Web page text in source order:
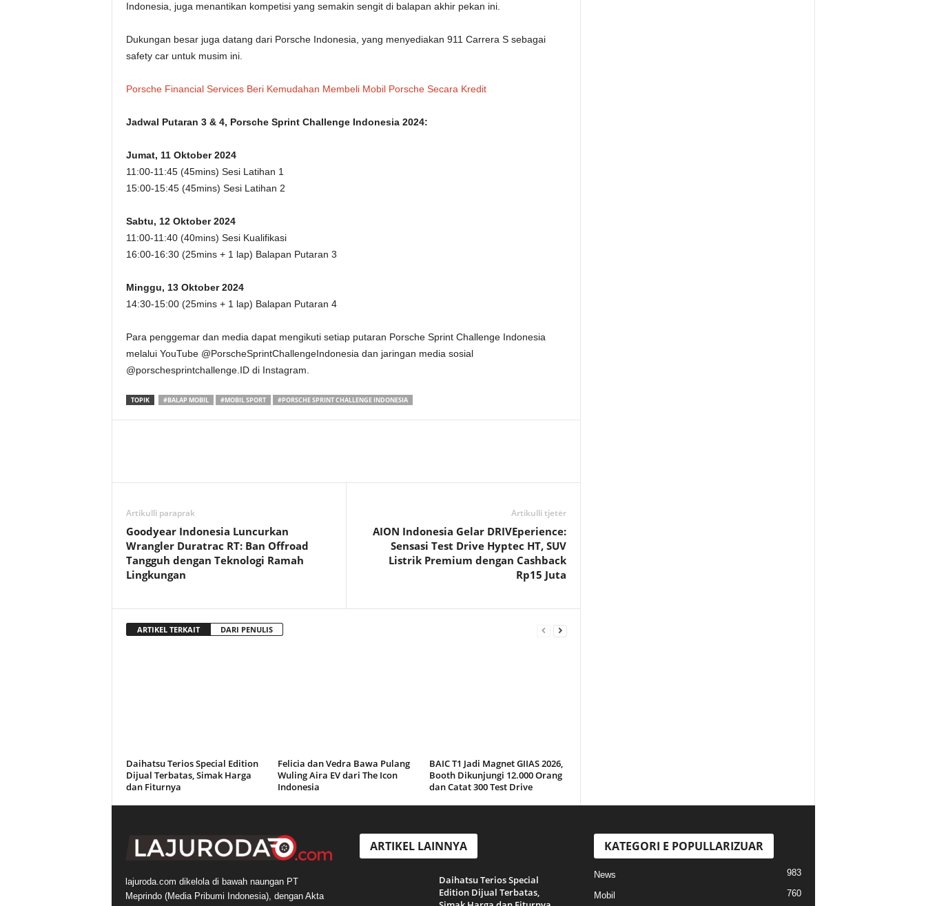
Indonesia, juga menantikan kompetisi yang semakin sengit di balapan akhir pekan ini.
Dukungan besar juga datang dari Porsche Indonesia, yang menyediakan 911 Carrera S sebagai
safety car untuk musim ini.
Porsche Financial Services Beri Kemudahan Membeli Mobil Porsche Secara Kredit
Jadwal Putaran 3 & 4, Porsche Sprint Challenge Indonesia 2024:
Jumat, 11 Oktober 2024
11:00-11:45 (45mins) Sesi Latihan 1
15:00-15:45 (45mins) Sesi Latihan 2
Sabtu, 12 Oktober 2024
11:00-11:40 (40mins) Sesi Kualifikasi
16:00-16:30 (25mins + 1 lap) Balapan Putaran 3
Minggu, 13 Oktober 2024
14:30-15:00 (25mins + 1 lap) Balapan Putaran 4
Para penggemar dan media dapat mengikuti setiap putaran Porsche Sprint Challenge Indonesia
melalui YouTube @PorscheSprintChallengeIndonesia dan jaringan media sosial
@porschesprintchallenge.ID di Instagram.
TOPIK #BALAP MOBIL #MOBIL SPORT #PORSCHE SPRINT CHALLENGE INDONESIA
Artikulli paraprak
Goodyear Indonesia Luncurkan
Wrangler Duratrac RT: Ban Offroad
Tangguh dengan Teknologi Ramah
Lingkungan
Artikulli tjetër
AION Indonesia Gelar DRIVEperience:
Sensasi Test Drive Hyptec HT, SUV
Listrik Premium dengan Cashback
Rp15 Juta
ARTIKEL TERKAIT DARI PENULIS
Daihatsu Terios Special Edition
Dijual Terbatas, Simak Harga
dan Fiturnya
Felicia dan Vedra Bawa Pulang
Wuling Aira EV dari The Icon
Indonesia
BAIC T1 Jadi Magnet GIIAS 2026,
Booth Dikunjungi 12.000 Orang
dan Catat 300 Test Drive
lajuroda.com dikelola di bawah naungan PT
Meprindo (Media Pribumi Indonesia), dengan Akta
ARTIKEL LAINNYA
Daihatsu Terios Special
Edition Dijual Terbatas,
KATEGORI E POPULLARIZUAR
News 983
Mobil 760